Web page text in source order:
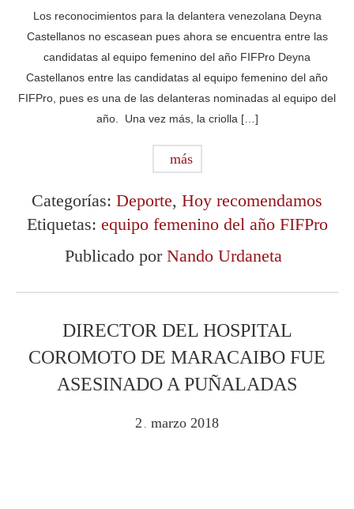
Los reconocimientos para la delantera venezolana Deyna
Castellanos no escasean pues ahora se encuentra entre las
candidatas al equipo femenino del año FIFPro Deyna
Castellanos entre las candidatas al equipo femenino del año
FIFPro, pues es una de las delanteras nominadas al equipo del
año. Una vez más, la criolla […]
más
Categorías: Deporte, Hoy recomendamos
Etiquetas: equipo femenino del año FIFPro
Publicado por Nando Urdaneta
DIRECTOR DEL HOSPITAL
COROMOTO DE MARACAIBO FUE
ASESINADO A PUÑALADAS
2 marzo 2018